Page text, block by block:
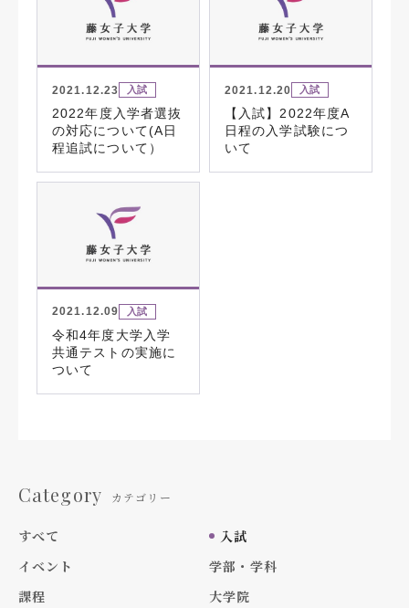
2021.12.23 入試
2022年度入学者選抜
の対応について(A日
程追試について）
2021.12.20 入試
【入試】2022年度A
日程の入学試験につ
いて
2021.12.09 入試
令和4年度大学入学
共通テストの実施に
ついて
Category カテゴリー
すべて
入試
イベント
学部・学科
課程
大学院